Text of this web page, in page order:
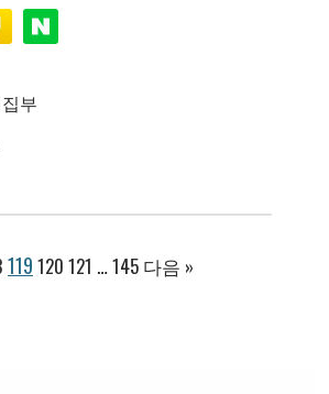
부
119 120 121 …145 다음 »